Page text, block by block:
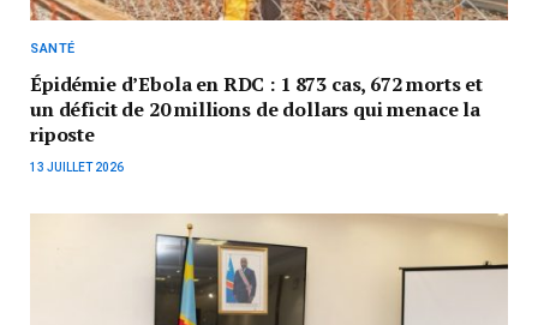
SANTÉ
Épidémie d’Ebola en RDC : 1 873 cas, 672 morts et
un déficit de 20 millions de dollars qui menace la
riposte
13 JUILLET 2026